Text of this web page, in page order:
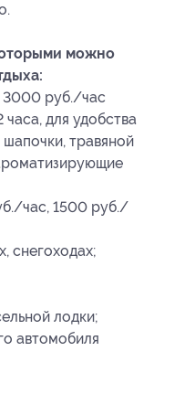
можно
3000 руб./час
для удобства
травяной
час, 1500 руб./
снегоходах;
лодки;
автомобиля